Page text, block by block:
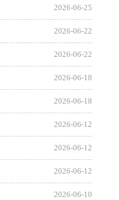
2026-06-25
2026-06-22
2026-06-22
2026-06-18
2026-06-18
2026-06-12
2026-06-12
2026-06-12
2026-06-10